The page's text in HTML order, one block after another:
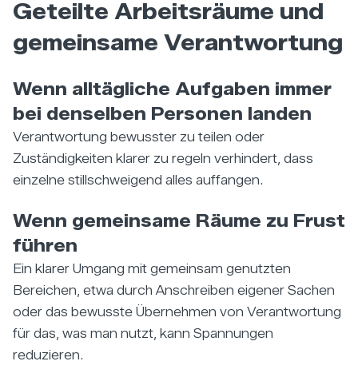
Geteilte Arbeitsräume und
gemeinsame Verantwortung
Wenn alltägliche Aufgaben immer
bei denselben Personen landen
Verantwortung bewusster zu teilen oder
Zuständigkeiten klarer zu regeln verhindert, dass
einzelne stillschweigend alles auffangen.
Wenn gemeinsame Räume zu Frust
führen
Ein klarer Umgang mit gemeinsam genutzten
Bereichen, etwa durch Anschreiben eigener Sachen
oder das bewusste Übernehmen von Verantwortung
für das, was man nutzt, kann Spannungen
reduzieren.